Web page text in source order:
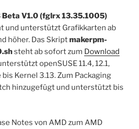
V1.0 (fglrx 13.35.1005)
und unterstützt Grafikkarten ab
höher. Das Skriptmakerpm-
steht ab sofort zum Download
openSUSE 11.4, 12.1,
bis Kernel 3.13. Zum Packaging
hinzugefügt und unterstützt bis
Notes von AMD zum AMD